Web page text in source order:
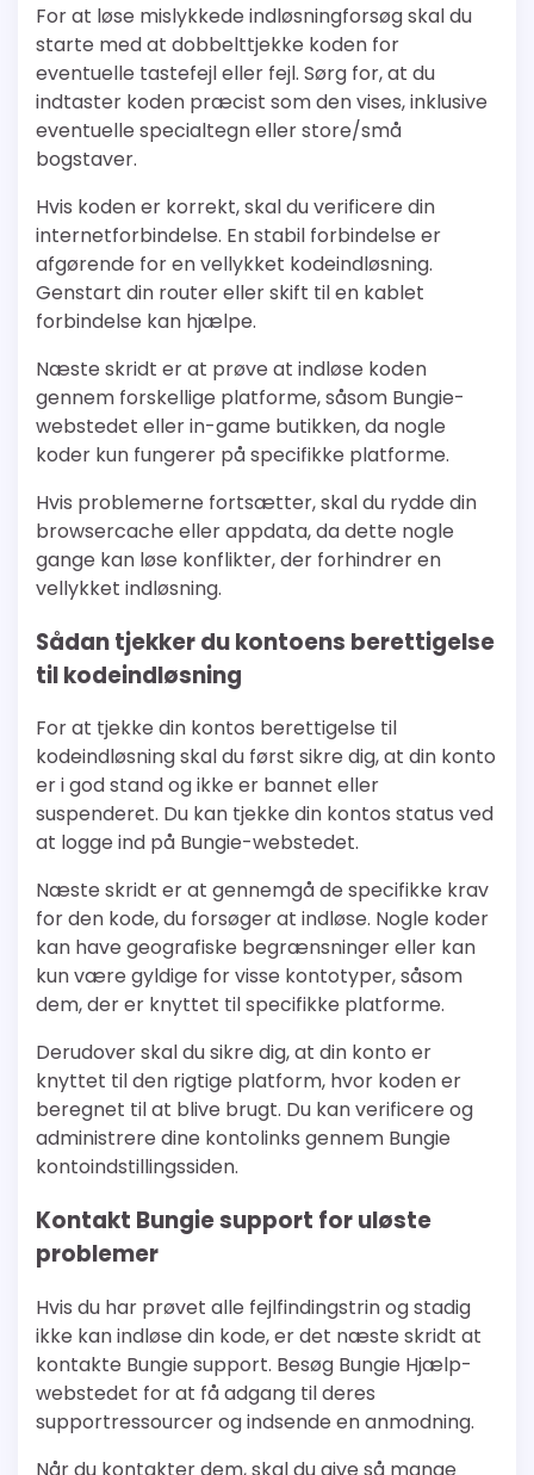
For at løse mislykkede indløsningforsøg skal du
starte med at dobbelttjekke koden for
eventuelle tastefejl eller fejl. Sørg for, at du
indtaster koden præcist som den vises, inklusive
eventuelle specialtegn eller store/små
bogstaver.
Hvis koden er korrekt, skal du verificere din
internetforbindelse. En stabil forbindelse er
afgørende for en vellykket kodeindløsning.
Genstart din router eller skift til en kablet
forbindelse kan hjælpe.
Næste skridt er at prøve at indløse koden
gennem forskellige platforme, såsom Bungie-
webstedet eller in-game butikken, da nogle
koder kun fungerer på specifikke platforme.
Hvis problemerne fortsætter, skal du rydde din
browsercache eller appdata, da dette nogle
gange kan løse konflikter, der forhindrer en
vellykket indløsning.
Sådan tjekker du kontoens berettigelse
til kodeindløsning
For at tjekke din kontos berettigelse til
kodeindløsning skal du først sikre dig, at din konto
er i god stand og ikke er bannet eller
suspenderet. Du kan tjekke din kontos status ved
at logge ind på Bungie-webstedet.
Næste skridt er at gennemgå de specifikke krav
for den kode, du forsøger at indløse. Nogle koder
kan have geografiske begrænsninger eller kan
kun være gyldige for visse kontotyper, såsom
dem, der er knyttet til specifikke platforme.
Derudover skal du sikre dig, at din konto er
knyttet til den rigtige platform, hvor koden er
beregnet til at blive brugt. Du kan verificere og
administrere dine kontolinks gennem Bungie
kontoindstillingssiden.
Kontakt Bungie support for uløste
problemer
Hvis du har prøvet alle fejlfindingstrin og stadig
ikke kan indløse din kode, er det næste skridt at
kontakte Bungie support. Besøg Bungie Hjælp-
webstedet for at få adgang til deres
supportressourcer og indsende en anmodning.
Når du kontakter dem, skal du give så mange